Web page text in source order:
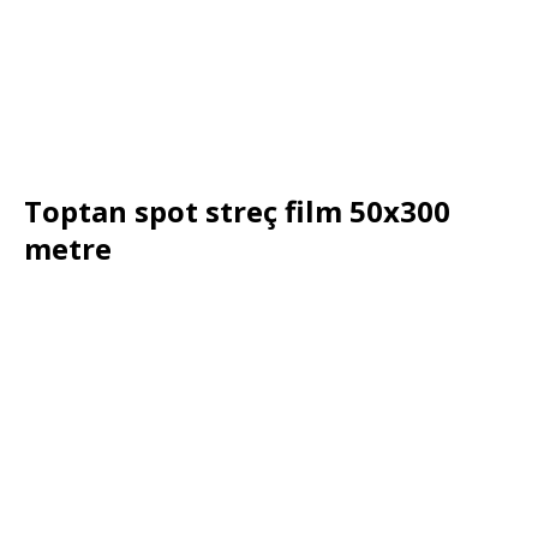
Toptan spot streç film 50x300
metre